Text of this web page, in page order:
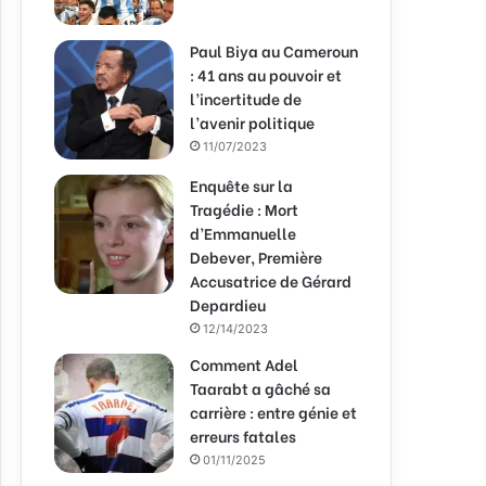
Paul Biya au Cameroun
: 41 ans au pouvoir et
l’incertitude de
l’avenir politique
11/07/2023
Enquête sur la
Tragédie : Mort
d’Emmanuelle
Debever, Première
Accusatrice de Gérard
Depardieu
12/14/2023
Comment Adel
Taarabt a gâché sa
carrière : entre génie et
erreurs fatales
01/11/2025